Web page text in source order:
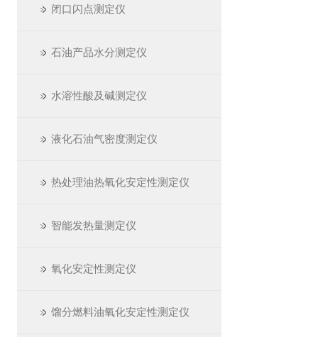
闭口闪点测定仪
石油产品水分测定仪
水溶性酸及碱测定仪
液化石油气密度测定仪
热处理油热氧化安定性测定仪
智能发热量测定仪
氧化安定性测定仪
馏分燃料油氧化安定性测定仪